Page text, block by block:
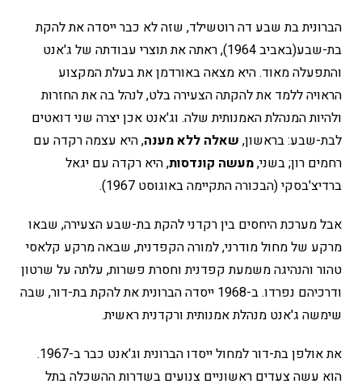
הברונית בת שבע דה רוטשילד, שזה לא כבר ייסדה את להקת
בת-שבע(באביב 1964), ראתה את תוצרי עבודתה של ג'אנט
והתפעלה מאוד. היא מצאה באורדמן את בעלת המקצוע
הראויה ללמד את להקתה הצעירה בלט, לנהל בה את החזרות
ולהיות המנהלת האמנותית שלה. וג'אנט אכן יצרה שני דואטים
לבת-שבע: בראשון, שאלה ללא מענה, היא עצמה רקדה עם
רחמים רון; בשני,מעשה קונדסות, היא רקדה עם יגאל
ברדיצ'בסקי (הבכורה התקיימה באוגוסט 1967).
אבל מערכת היחסים בין רקדני להקת בת-שבע הצעירה, שבאו
מרקע של מחול מודרני, למורה הקפדנית, שבאה מרקע קלאסי
טהור והנהיגה משמעת קפדנית וחסרת פשרות, עלתה על שרטון
ודרכיהם נפרדו. ב-1968 ייסדה הברונית את להקת בת-דור, שבה
שימשה ג'אנט מנהלת אמנותית ורקדנית ראשית.
את אולפן בת-דור למחול ייסדו הברונית וג'אנט כבר ב-1967.
הוא עשה צעדים ראשוניים צנועים בשדרות ההשכלה בתל